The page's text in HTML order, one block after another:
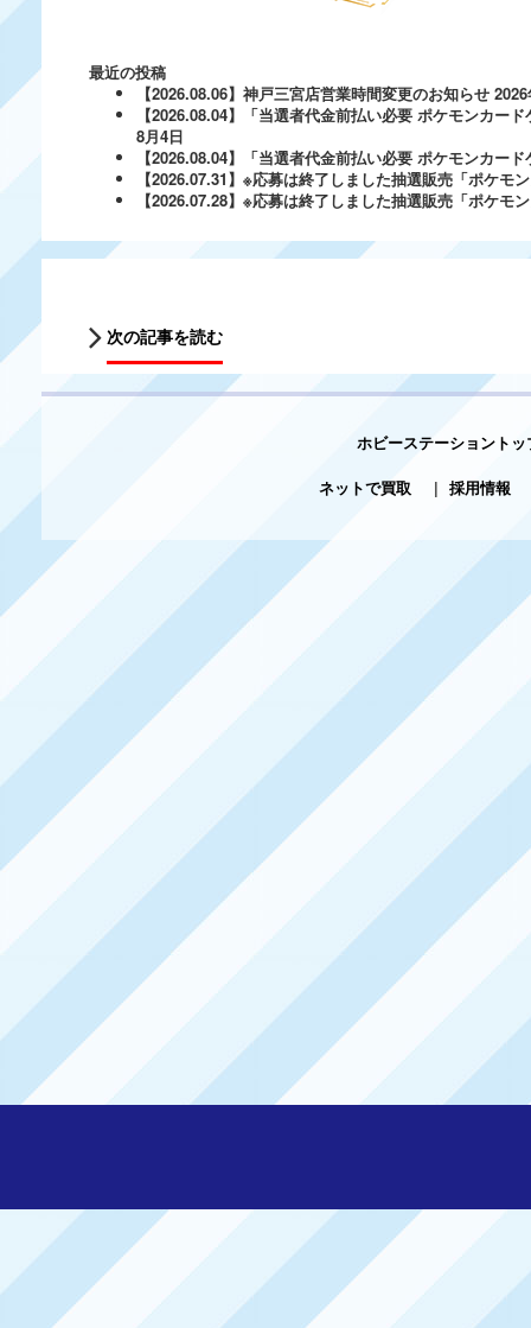
最近の投稿
【2026.08.06】神戸三宮店営業時間変更のお知らせ
【2026.08.04】「当選者代金前払い必要 ポケモンカー
8月4日
【2026.08.04】「当選者代金前払い必要 ポケモンカー
【2026.07.31】※応募は終了しました抽選販売「ポケ
【2026.07.28】※応募は終了しました抽選販売「ポケ
次の記事を読む
ホビーステーショントッ
ネットで買取
| 採用情報